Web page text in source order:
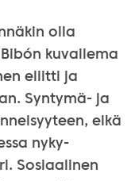
olla
kuvailema
eliitti ja
Syntymä- ja
eikä
nyky-
Sosiaalinen